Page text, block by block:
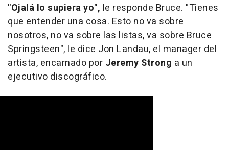
"Ojalá lo supiera yo", le responde Bruce. "Tienes
que entender una cosa. Esto no va sobre
nosotros, no va sobre las listas, va sobre Bruce
Springsteen", le dice Jon Landau, el manager del
artista, encarnado por Jeremy Strong a un
ejecutivo discográfico.